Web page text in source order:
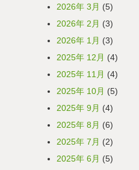
2026年 3月 (5)
2026年 2月 (3)
2026年 1月 (3)
2025年 12月 (4)
2025年 11月 (4)
2025年 10月 (5)
2025年 9月 (4)
2025年 8月 (6)
2025年 7月 (2)
2025年 6月 (5)